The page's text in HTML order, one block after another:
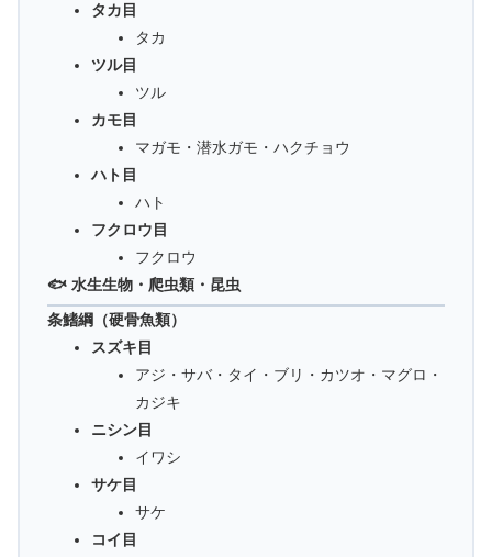
タカ目
タカ
ツル目
ツル
カモ目
マガモ・潜水ガモ・ハクチョウ
ハト目
ハト
フクロウ目
フクロウ
🐟 水生生物・爬虫類・昆虫
条鰭綱（硬骨魚類）
スズキ目
アジ・サバ・タイ・ブリ・カツオ・マグロ・
カジキ
ニシン目
イワシ
サケ目
サケ
コイ目